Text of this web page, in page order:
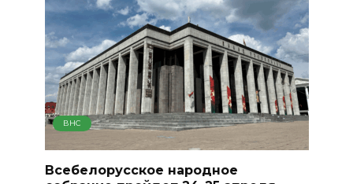
ВНС
Всебелорусское народное